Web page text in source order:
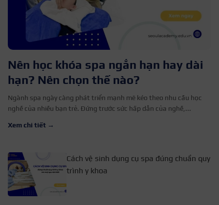
Nên học khóa spa ngắn hạn hay dài
hạn? Nên chọn thế nào?
Ngành spa ngày càng phát triển mạnh mẽ kéo theo nhu cầu học
nghề của nhiều bạn trẻ. Đứng trước sức hấp dẫn của nghề,...
Xem chi tiết →
Cách vệ sinh dụng cụ spa đúng chuẩn quy
trình y khoa